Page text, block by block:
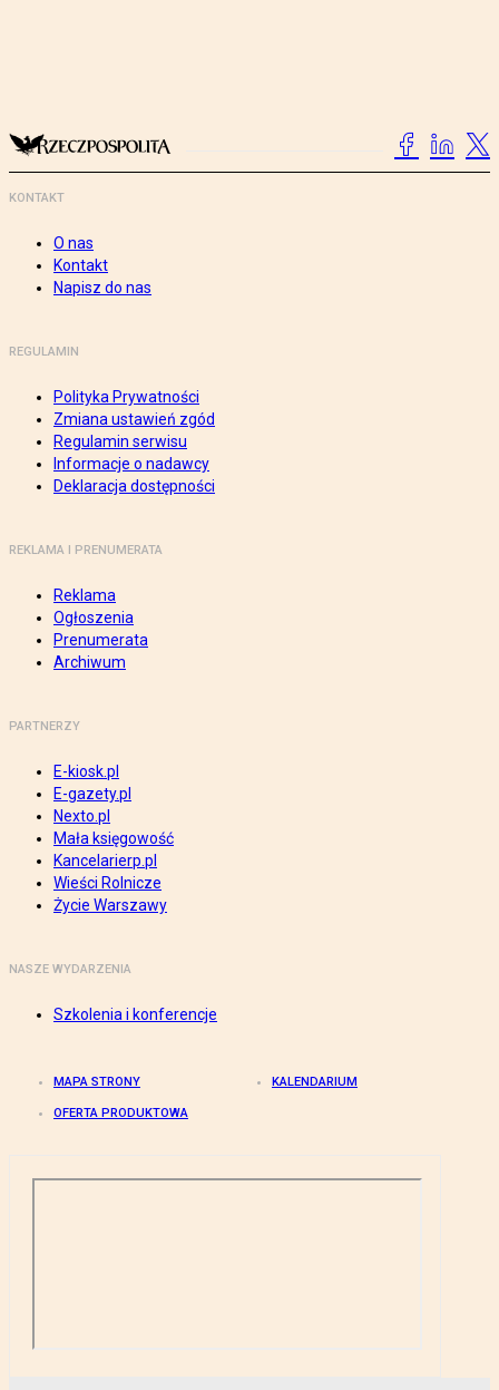
KONTAKT
O nas
Kontakt
Napisz do nas
REGULAMIN
Polityka Prywatności
Zmiana ustawień zgód
Regulamin serwisu
Informacje o nadawcy
Deklaracja dostępności
REKLAMA I PRENUMERATA
Reklama
Ogłoszenia
Prenumerata
Archiwum
PARTNERZY
E-kiosk.pl
E-gazety.pl
Nexto.pl
Mała księgowość
Kancelarierp.pl
Wieści Rolnicze
Życie Warszawy
NASZE WYDARZENIA
Szkolenia i konferencje
MAPA STRONY KALENDARIUM
OFERTA PRODUKTOWA